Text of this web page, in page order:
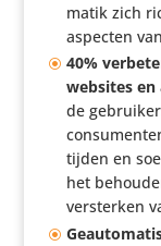
matik zich
aspecten
40%
websites en
de
tijden en
het
versterken